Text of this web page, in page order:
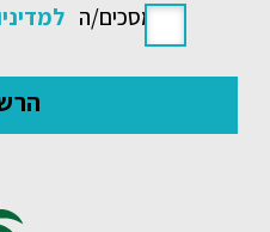
אני מסכים/ה